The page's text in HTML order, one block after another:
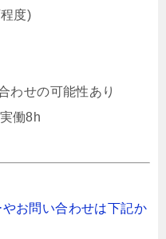
度)
わせの可能性あり
働8h
お問い合わせは下記か